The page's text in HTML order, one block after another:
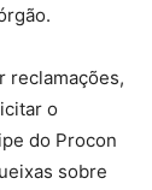
reclamações,
o
do Procon
sobre